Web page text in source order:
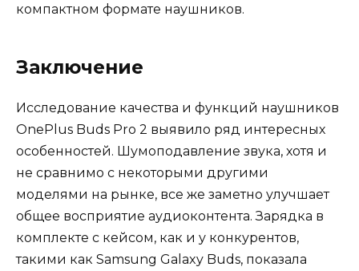
компактном формате наушников.
Заключение
Исследование качества и функций наушников
OnePlus Buds Pro 2 выявило ряд интересных
особенностей. Шумоподавление звука, хотя и
не сравнимо с некоторыми другими
моделями на рынке, все же заметно улучшает
общее восприятие аудиоконтента. Зарядка в
комплекте с кейсом, как и у конкурентов,
такими как Samsung Galaxy Buds, показала